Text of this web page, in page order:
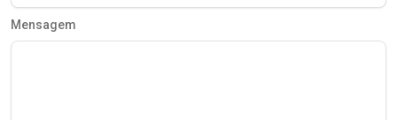
Mensagem